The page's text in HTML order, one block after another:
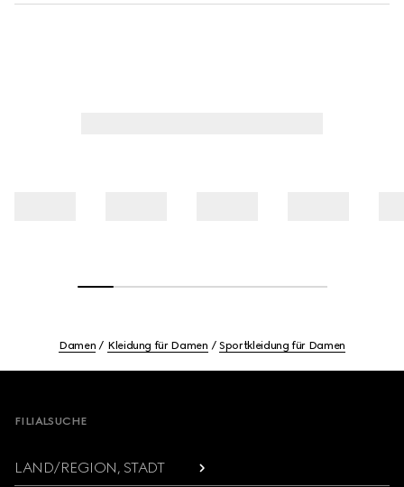
Damen Kleidung für Damen Sportkleidung für Damen
FILIALSUCHE
LAND/REGION, STADT